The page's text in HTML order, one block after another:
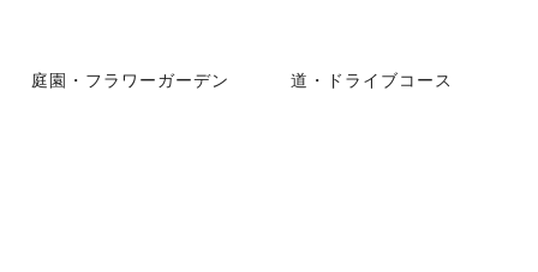
庭園・フラワーガーデン 道・ドライブコース